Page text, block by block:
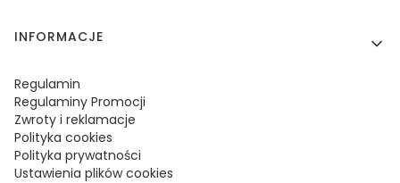
Linki w stopce
INFORMACJE
Regulamin
Regulaminy Promocji
Zwroty i reklamacje
Polityka cookies
Polityka prywatności
Ustawienia plików cookies